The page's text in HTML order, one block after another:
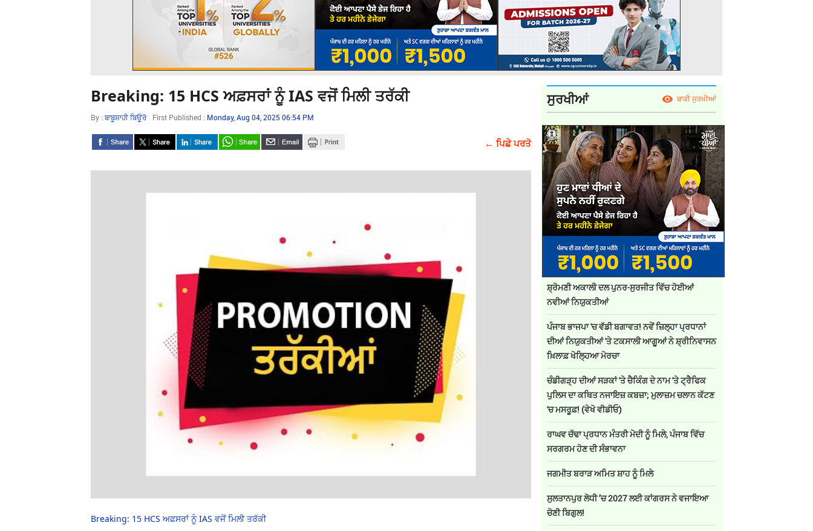
Breaking: 15 HCS ਅਫ਼ਸਰਾਂ ਨੂੰ IAS ਵਜੋਂ ਮਿਲੀ ਤਰੱਕੀ
By : ਬਾਬੂਸ਼ਾਹੀ ਬਿਊਰੋ First Published : Monday, Aug 04, 2025 06:54 PM
← ਪਿਛੇ ਪਰਤੋ
Breaking: 15 HCS ਅਫ਼ਸਰਾਂ ਨੂੰ IAS ਵਜੋਂ ਮਿਲੀ ਤਰੱਕੀ
ਸੁਰਖੀਆਂ ਬਾਕੀ ਸੁਰਖੀਆਂ
ਸ਼੍ਰੋਮਣੀ ਅਕਾਲੀ ਦਲ ਪੁਨਰ-ਸੁਰਜੀਤ ਵਿੱਚ ਹੋਈਆਂ
ਨਵੀਆਂ ਨਿਯੁਕਤੀਆਂ
ਪੰਜਾਬ ਭਾਜਪਾ 'ਚ ਵੱਡੀ ਬਗਾਵਤ! ਨਵੇਂ ਜ਼ਿਲ੍ਹਾ ਪ੍ਰਧਾਨਾਂ
ਦੀਆਂ ਨਿਯੁਕਤੀਆਂ 'ਤੇ ਟਕਸਾਲੀ ਆਗੂਆਂ ਨੇ ਸ਼੍ਰੀਨਿਵਾਸਨ
ਖ਼ਿਲਾਫ਼ ਖੋਲ੍ਹਿਆ ਮੋਰਚਾ
ਚੰਡੀਗੜ੍ਹ ਦੀਆਂ ਸੜਕਾਂ 'ਤੇ ਚੈਕਿੰਗ ਦੇ ਨਾਮ 'ਤੇ ਟ੍ਰੈਫਿਕ
ਪੁਲਿਸ ਦਾ ਕਥਿਤ ਨਜਾਇਜ਼ ਕਬਜ਼ਾ; ਮੁਲਾਜ਼ਮ ਚਲਾਨ ਕੱਟਣ
'ਚ ਮਸਰੂਫ਼! (ਵੇਖੋ ਵੀਡੀਓ)
ਰਾਘਵ ਚੱਢਾ ਪ੍ਰਧਾਨ ਮੰਤਰੀ ਮੋਦੀ ਨੂੰ ਮਿਲੇ, ਪੰਜਾਬ ਵਿੱਚ
ਸਰਗਰਮ ਹੋਣ ਦੀ ਸੰਭਾਵਨਾ
ਜਗਮੀਤ ਬਰਾੜ ਅਮਿਤ ਸ਼ਾਹ ਨੂੰ ਮਿਲੇ
ਸੁਲਤਾਨਪੁਰ ਲੋਧੀ ’ਚ 2027 ਲਈ ਕਾਂਗਰਸ ਨੇ ਵਜਾਇਆ
ਚੋਣੀ ਬਿਗੁਲ!